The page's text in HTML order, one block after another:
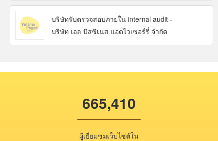
บริษัทรับตรวจสอบภายใน internal audit -
บริษัท เอล บิสซิเนส แอดไวเซอร์รี่ จำกัด
665,410
ผู้เยี่ยมชมเว็บไซต์ใน